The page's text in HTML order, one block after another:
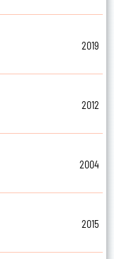
2019
2012
2004
2015